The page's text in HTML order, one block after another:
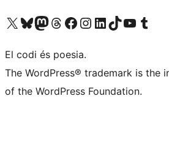
Visiteu el nostre compte X (abans Twitter)
Visiteu el nostre compte de Bluesky
Visiteu el nostre compte al Mastodon
Visiteu el nostre compte de Threads
Visiteu la nostra pàgina al Facebook
Visiteu el nostre compte d'Instagram
Visiteu el nostre compte de LinkedIn
Visiteu el nostre compte de TikTok
Visiteu el nostre canal al
Visiteu el nostre compte
El codi és poesia.
The WordPress® trademark is the
of the WordPress Foundation.